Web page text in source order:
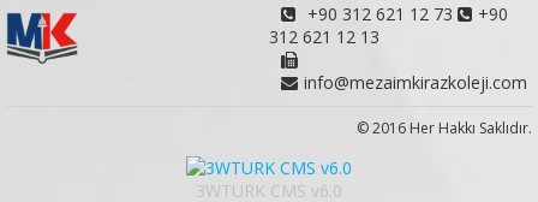
+90 312 621 12 73
+90
312 621 12 13
info@mezaimkirazkoleji.com
© 2016 Her Hakkı Saklıdır.
3WTURK CMS v6.0